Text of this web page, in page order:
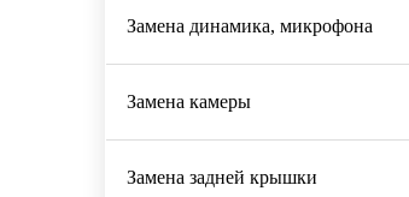
Замена динамика, микрофона
Замена камеры
Замена задней крышки